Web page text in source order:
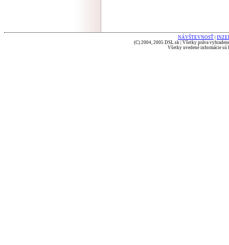
NÁVŠTEVNOSŤ
(C) 2004, 2005 DSL.sk | Všetky práva
Všetky uvedené informácie sú